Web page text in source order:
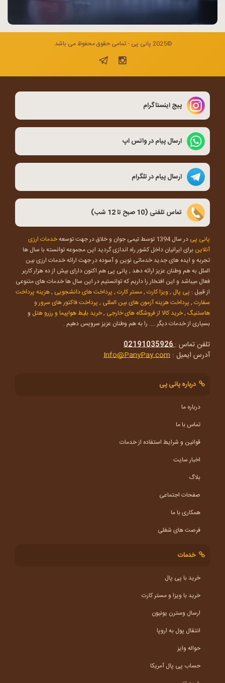
©2025 پانی پی - تمامی حقوق محفوظ می باشد.
پیج اینستاگرام
ارسال پیام در واتس اپ
ارسال پیام در تلگرام
تماس تلفنی (10 صبح تا 12 شب)
پانی پی در سال 1394 توسط تیمی جوان و خلاق در جهت توسعه
خدمات ارزی
آنلاین برای ایرانیان داخل کشور راه اندازی گردید این مجموعه توانسته با سال ها
تجربه و ایده های جدید خدماتی نوین و آسوده در جهت ارائه خدمات ارزی بین
الملل به هم وطنان عزیز ارائه دهد , پانی پی هم اکنون دارای بیش از ده هزار کاربر
فعال میباشد و این افتخار را داریم که توانستیم در این سال ها خدمات های متنوعی
از قبیل : پی پال , ویزا کارت ,مستر کارت , پرداخت های دانشجویی ,هزینه پرداخت
سفارت , پرداخت هزینه آزمون های بین المللی , پرداخت فاکتور های سرور و
هاستنیگ ,خرید کالا از فروشگاه های خارجی ,خرید بلیط هواپیما و رزرو هتل و
بسیاری از خدمات دیگر .... را به هم وطنان عزیز سرویس دهیم .
تلفن تماس :02191035926
آدرس ایمیل : Info@PanyPay.com
درباره پانی پی
درباره ما
تماس با ما
قوانین و شرایط استفاده از خدمات
اخبار سایت
بلاگ
صفحات اجتماعی
همکاری با ما
فرصت های شغلی
خدمات
خرید با پی پال
خرید با ویزا و مستر کارت
ارسال وسترن یونیون
انتقال پول به اروپا
حواله وایز
حساب پی پال آمریکا